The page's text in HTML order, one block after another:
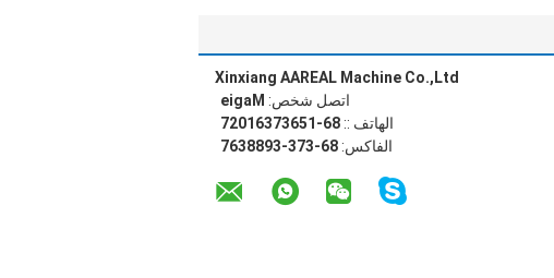
Xinxiang AAREAL Machine Co.,Ltd
اتصل شخص: Magie
الهاتف :: 86-15637361027
الفاكس: 86-373-3988367